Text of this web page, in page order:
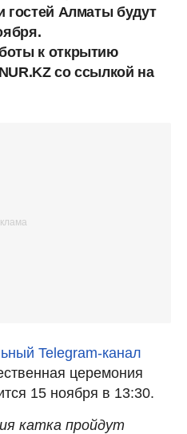
гостей Алматы будут
к открытию
со ссылкой на
Telegram-канал
церемония
15 ноября в 13:30.
катка пройдут